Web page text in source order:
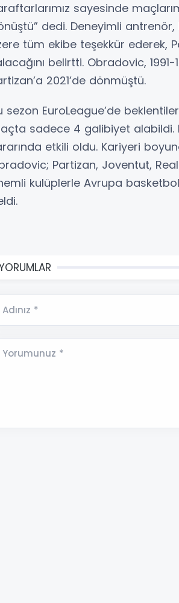
sayesinde
dedi. Deneyimli
tüm ekibe teşekkür ederek,
belirtti. Obradovic,
2021’de dönmüştü.
sezon EuroLeague’de
sadece 4 galibiyet alabildi.
etkili oldu. Kariyeri
Partizan, Joventut,
kulüplerle Avrupa
Adınız *
Yorumunuz *